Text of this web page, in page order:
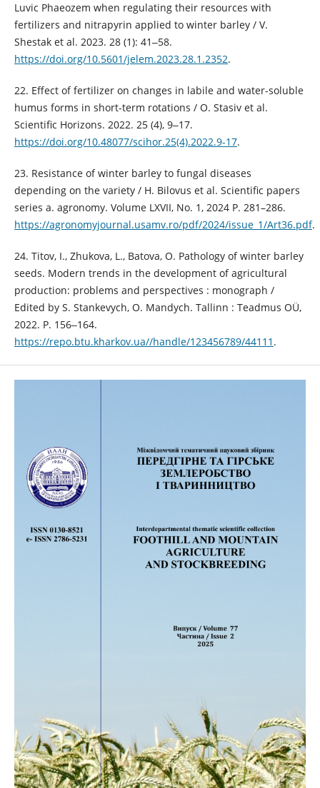
Luvic Phaeozem when regulating their resources with
fertilizers and nitrapyrin applied to winter barley / V.
Shestak et al. 2023. 28 (1): 41‒58.
https://doi.org/10.5601/jelem.2023.28.1.2352.
22. Effect of fertilizer on changes in labile and water-soluble
humus forms in short-term rotations / O. Stasiv et al.
Scientific Horizons. 2022. 25 (4), 9‒17.
https://doi.org/10.48077/scihor.25(4).2022.9-17.
23. Resistance of winter barley to fungal diseases
depending on the variety / H. Bilovus et al. Scientific papers
series a. agronomy. Volume LXVII, No. 1, 2024 P. 281–286.
https://agronomyjournal.usamv.ro/pdf/2024/issue_1/Art36.pdf.
24. Titov, I., Zhukova, L., Batova, O. Pathology of winter barley
seeds. Modern trends in the development of agricultural
production: problems and perspectives : monograph /
Edited by S. Stankevych, O. Mandych. Tallinn : Teadmus OÜ,
2022. P. 156‒164.
https://repo.btu.kharkov.ua//handle/123456789/44111 .